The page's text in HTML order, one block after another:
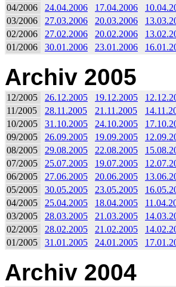
04/2006
24.04.2006 17.04.2006
03/2006
27.03.2006 20.03.2006
02/2006
27.02.2006 20.02.2006
01/2006
30.01.2006 23.01.2006
Archiv 2005
12/2005 26.12.2005 19.12.2005
11/2005
28.11.2005 21.11.2005
10/2005
31.10.2005 24.10.2005
09/2005
26.09.2005 19.09.2005
08/2005
29.08.2005 22.08.2005
07/2005
25.07.2005 19.07.2005
06/2005
27.06.2005 20.06.2005
05/2005
30.05.2005 23.05.2005
04/2005
25.04.2005 18.04.2005
03/2005
28.03.2005 21.03.2005
02/2005
28.02.2005 21.02.2005
01/2005
31.01.2005 24.01.2005
Archiv 2004